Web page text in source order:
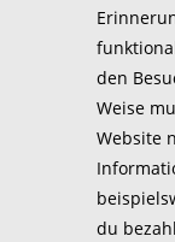
den
Weise
Website
du